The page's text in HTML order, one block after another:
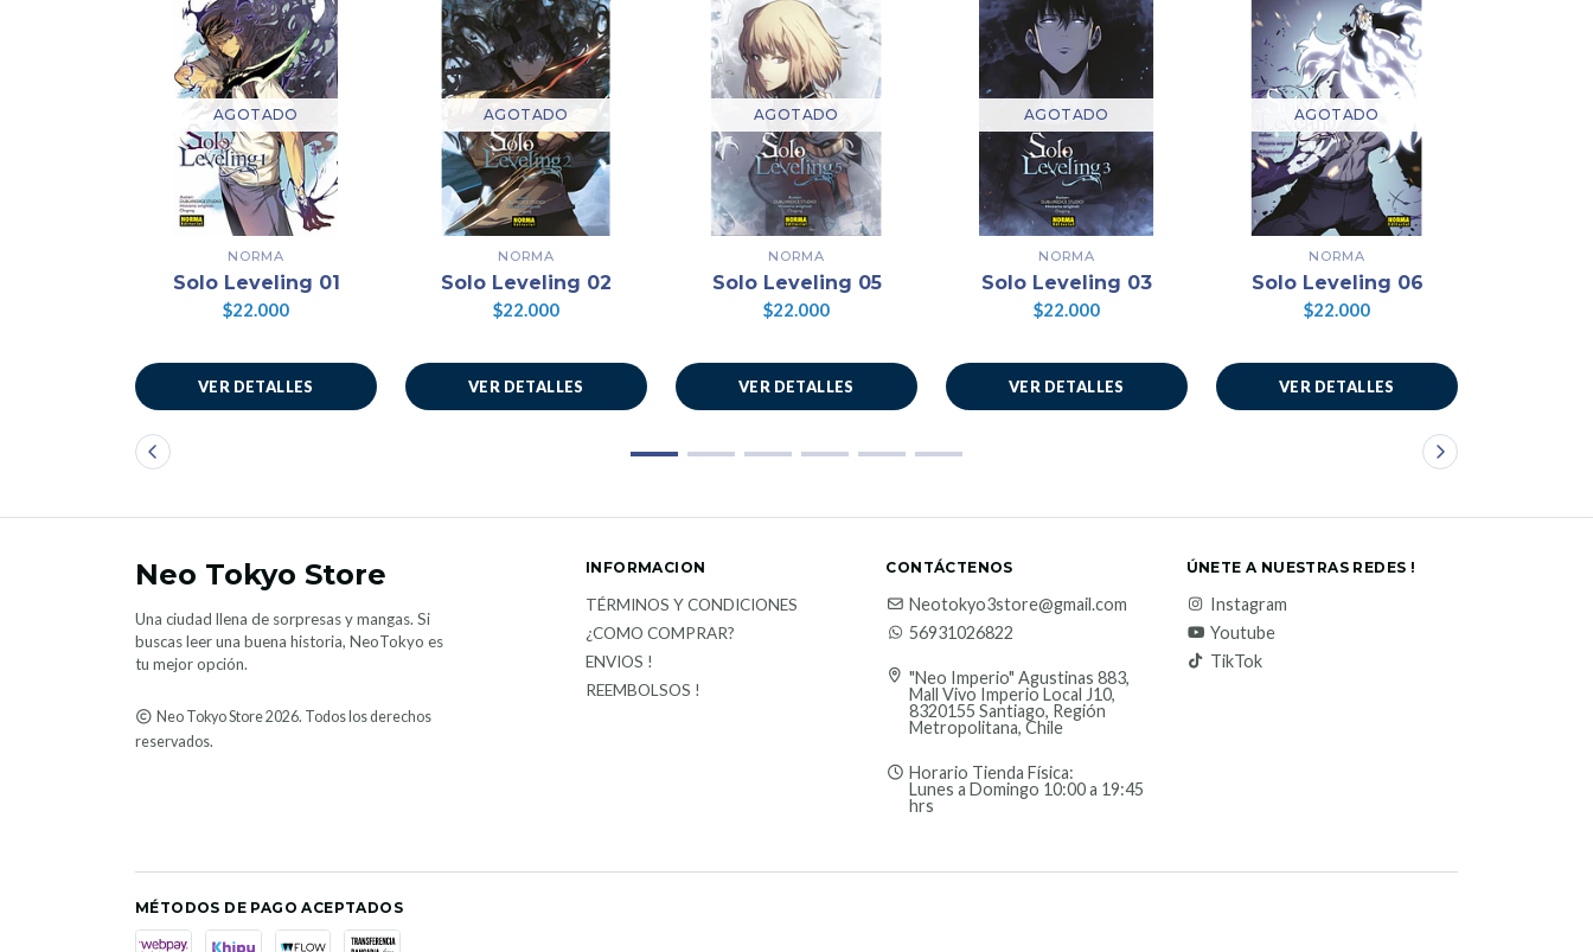
AGOTADO
NORMA
Solo Leveling 01
$22.000
VER DETALLES
AGOTADO
NORMA
Solo Leveling 02
$22.000
VER DETALLES
AGOTADO
NORMA
Solo Leveling 05
$22.000
VER DETALLES
AGOTADO
NORMA
Solo Leveling 03
$22.000
VER DETALLES
AGOTADO
NORMA
Solo Leveling 06
$22.000
VER DETALLES
Neo Tokyo Store
Una ciudad llena de sorpresas y mangas. Si
buscas leer una buena historia, NeoTokyo es
tu mejor opción.
Neo Tokyo Store 2026. Todos los derechos
reservados.
INFORMACION
TÉRMINOS Y CONDICIONES
¿COMO COMPRAR?
ENVIOS !
REEMBOLSOS !
CONTÁCTENOS
Neotokyo3store@gmail.com
56931026822
"Neo Imperio" Agustinas 883,
Mall Vivo Imperio Local J10,
8320155 Santiago, Región
Metropolitana, Chile
Horario Tienda Física:
Lunes a Domingo 10:00 a 19:45
hrs
ÚNETE A NUESTRAS REDES !
Instagram
Youtube
TikTok
MÉTODOS DE PAGO ACEPTADOS